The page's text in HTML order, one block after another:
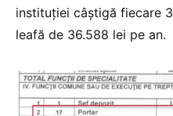
instituției câștigă fiecare
leafă de 36.588 lei pe an.